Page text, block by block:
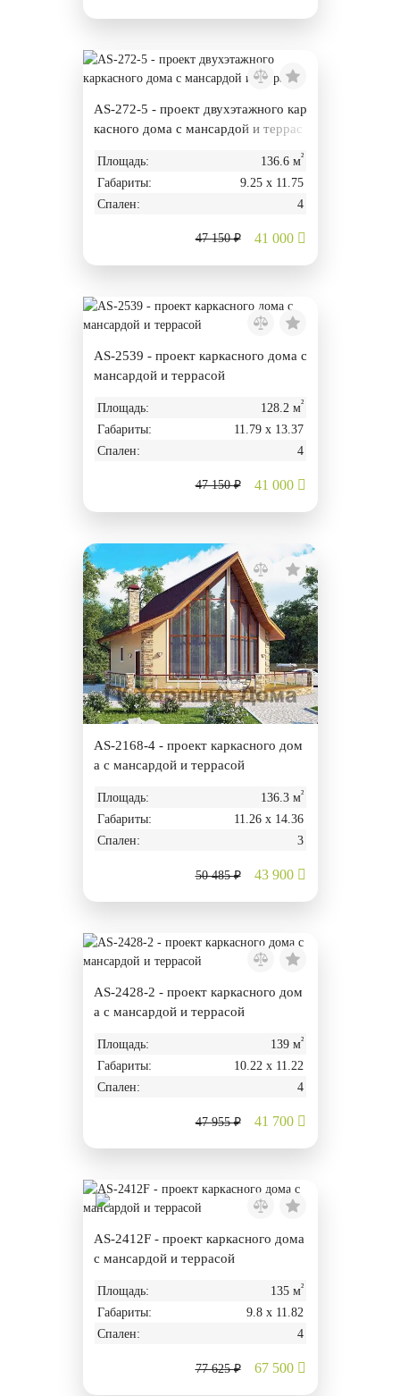
AS-272-5 - проект двухэтажного кар
касного дома с мансардой и террас
Площадь: 136.6 м²
Габариты:
9.25 х 11.75
Спален:
4
47 150 ₽ 41 000
AS-2539 - проект каркасного дома с
мансардой и террасой
Площадь: 128.2 м²
Габариты:
11.79 х 13.37
Спален:
4
47 150 ₽ 41 000
AS-2168-4 - проект каркасного дом
а с мансардой и террасой
Площадь: 136.3 м²
Габариты:
11.26 х 14.36
Спален:
3
50 485 ₽ 43 900
AS-2428-2 - проект каркасного дом
а с мансардой и террасой
Площадь: 139 м²
Габариты:
10.22 х 11.22
Спален:
4
47 955 ₽ 41 700
AS-2412F - проект каркасного дома
с мансардой и террасой
Площадь: 135 м²
Габариты:
9.8 х 11.82
Спален:
4
77 625 ₽ 67 500